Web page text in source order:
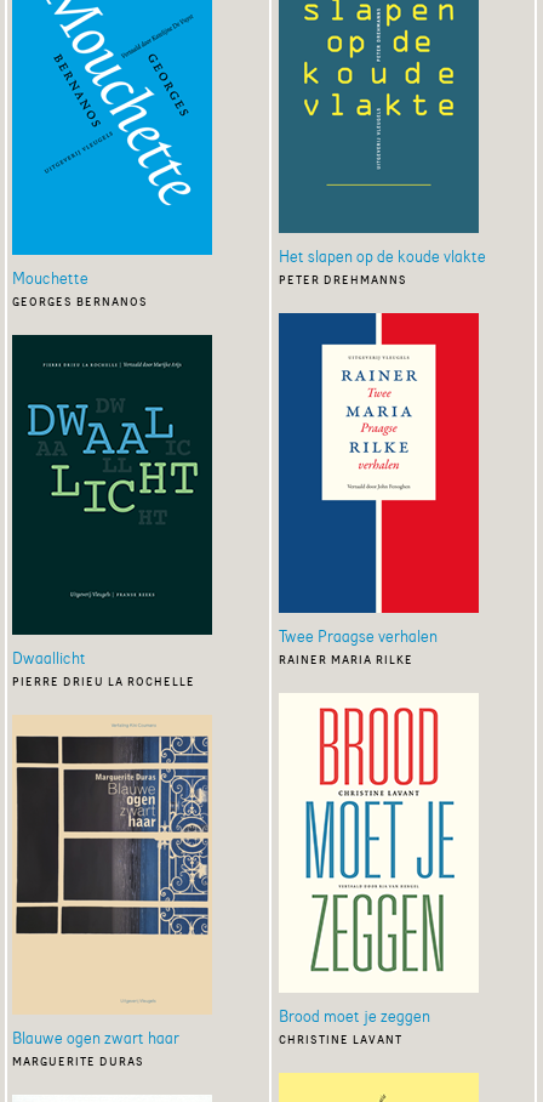
Mouchette
georges bernanos
Dwaallicht
pierre drieu la rochelle
Blauwe ogen zwart haar
marguerite duras
Het slapen op de koude vlakte
peter drehmanns
Twee Praagse verhalen
rainer maria rilke
Brood moet je zeggen
christine lavant